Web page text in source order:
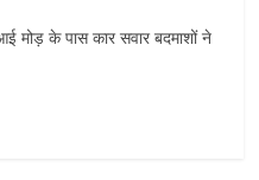
मोड़ के पास कार सवार बदमाशों ने